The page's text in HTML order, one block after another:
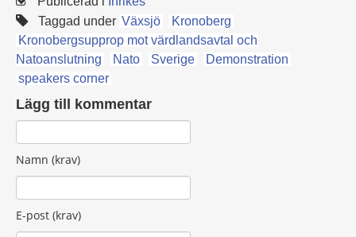
Taggad under Växsjö
Kronoberg
Kronobergsupprop mot värdlandsavtal och
Natoanslutning
Nato Sverige
Demonstration
speakers corner
Lägg till kommentar
Namn (krav)
E-post (krav)